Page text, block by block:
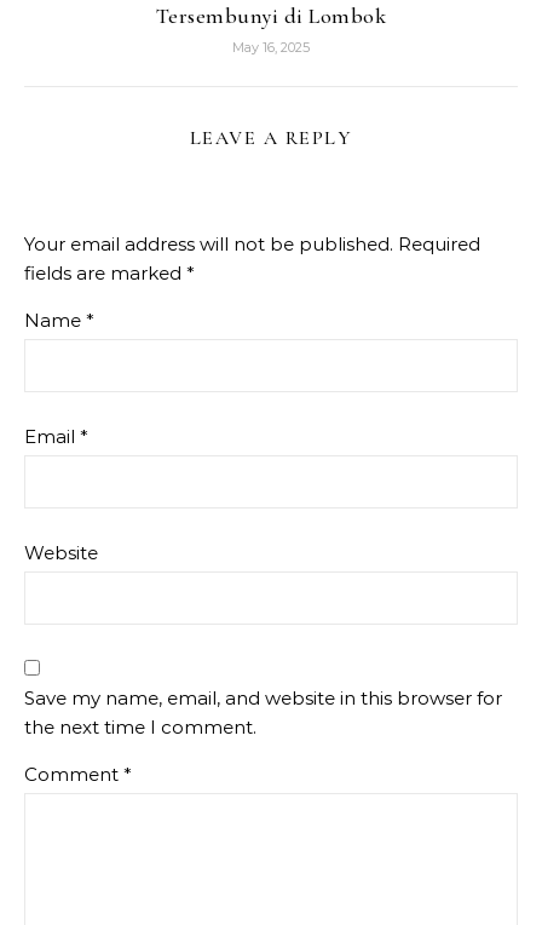
Tersembunyi di Lombok
May 16, 2025
LEAVE A REPLY
Your email address will not be published. Required
fields are marked *
Name *
Email *
Website
Save my name, email, and website in this browser for
the next time I comment.
Comment *